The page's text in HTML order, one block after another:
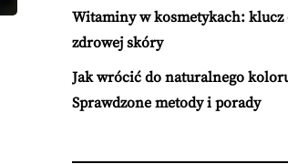
Witaminy w kosmetykach:
zdrowej skóry
Jak wrócić do naturalnego
Sprawdzone metody i porady